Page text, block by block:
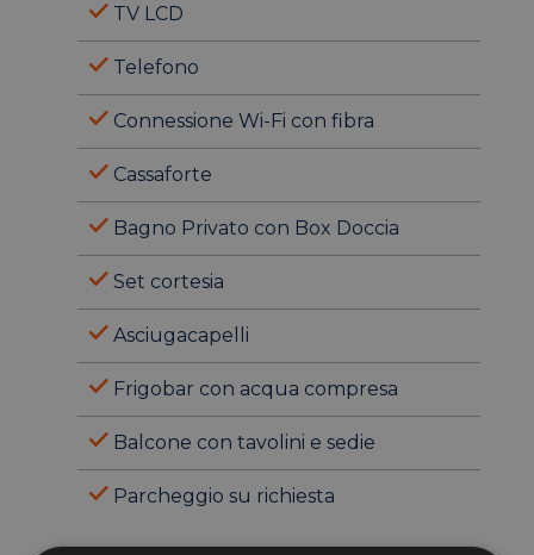
TV LCD
Telefono
Connessione Wi-Fi con fibra
Cassaforte
Bagno Privato con Box Doccia
Set cortesia
Asciugacapelli
Frigobar con acqua compresa
Balcone con tavolini e sedie
Parcheggio su richiesta